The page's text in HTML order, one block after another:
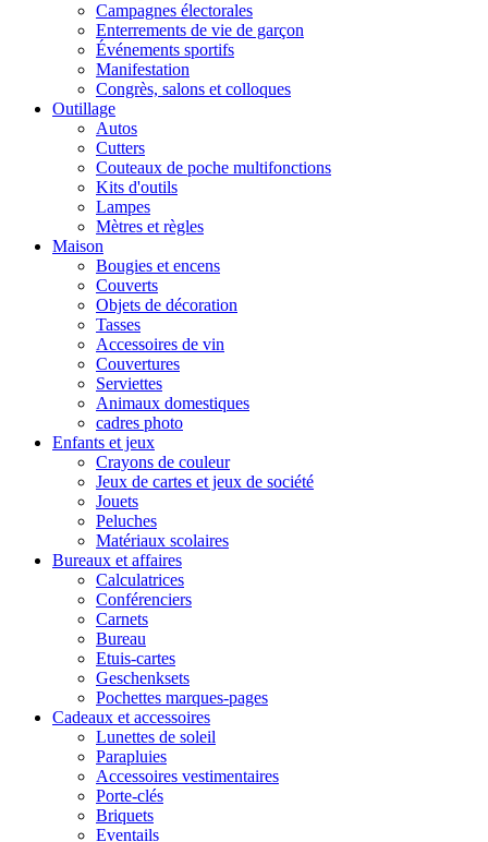
Campagnes électorales
Enterrements de vie de garçon
Événements sportifs
Manifestation
Congrès, salons et colloques
Outillage
Autos
Cutters
Couteaux de poche multifonctions
Kits d'outils
Lampes
Mètres et règles
Maison
Bougies et encens
Couverts
Objets de décoration
Tasses
Accessoires de vin
Couvertures
Serviettes
Animaux domestiques
cadres photo
Enfants et jeux
Crayons de couleur
Jeux de cartes et jeux de société
Jouets
Peluches
Matériaux scolaires
Bureaux et affaires
Calculatrices
Conférenciers
Carnets
Bureau
Etuis-cartes
Geschenksets
Pochettes marques-pages
Cadeaux et accessoires
Lunettes de soleil
Parapluies
Accessoires vestimentaires
Porte-clés
Briquets
Eventails